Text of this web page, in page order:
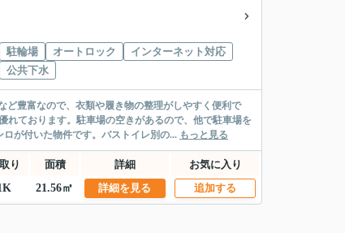
駐輪場 オートロック
インターネット対応
公共下水
ど豊富なので、衣類や履き物の整理がしやすく便利で
ております。駐車場の空きがあるので、他で駐車場を
が付いた物件です。バストイレ別の... もっと見る
り 面積 詳細
お気に入り
21.56㎡ 詳細を見る 追加する